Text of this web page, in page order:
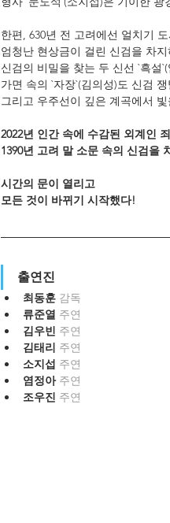
한편, 630년 전 고려에선 얼치기
엄청난 현상금이 걸린 신검을 차
신검의 비밀을 찾는 두 신선 `흑설
가면 속의 `자장`(김의성)도 신검
그리고 우주선이 깊은 계곡에서
2022년 인간 속에 수감된 외계인
1390년 고려 말 소문 속의 신검을
시간의 문이 열리고
모든 것이 바뀌기 시작했다!
출연진
최동훈 감독
류준열 주연
김우빈 주연
김태리 주연
소지섭 주연
염정아 주연
조우진 주연